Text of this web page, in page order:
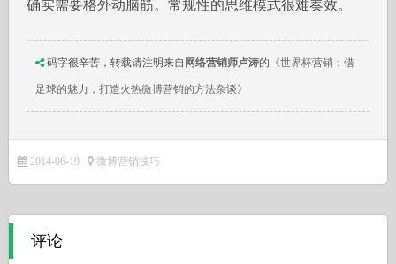
确实需要格外动脑筋。常规性的思维模式很难奏效。
码字很辛苦，转载请注明来自 网络营销师卢涛的 《世界杯营销：借
足球的魅力，打造火热微博营销的方法杂谈》
2014-06-19 微博营销技巧
评论